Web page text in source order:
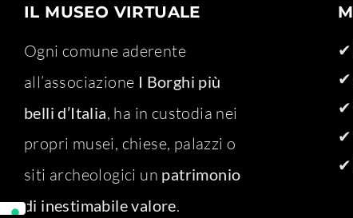
IL MUSEO VIRTUALE
Ogni comune aderente
all’associazione I Borghi più
belli d’Italia, ha in custodia nei
propri musei, chiese, palazzi o
siti archeologici un patrimonio
di inestimabile valore.
✔
✔
✔
✔
✔